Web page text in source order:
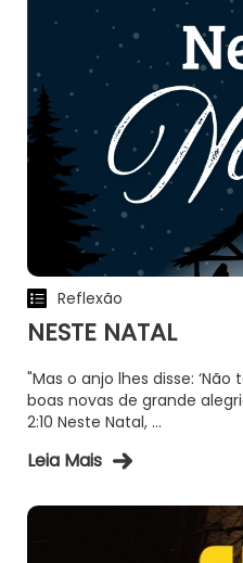
Reflexão
NESTE NATAL
"Mas o anjo lhes disse:
boas novas de grande
2:10 Neste Natal, ...
Leia Mais